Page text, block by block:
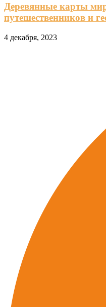
Деревянные карты
путешественников и
4 декабря, 2023